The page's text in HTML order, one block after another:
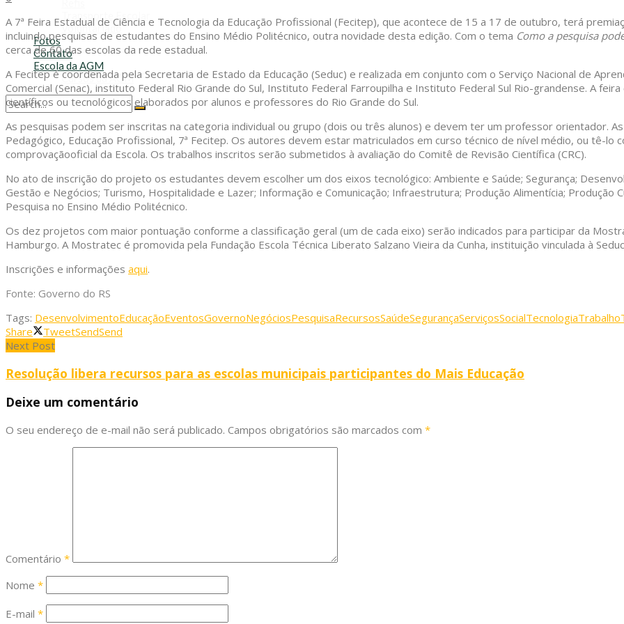
Transporte Escolar
Voluntariado
Fotos
Contato
Escola da AGM
Cursos da AGM
View All Result
A 7ª Feira Estadual de Ciência e Tecnologia da Educação Profissional (Fecitep), que acontece de 15 a 17 de outubro, terá
incluindo pesquisas de estudantes do Ensino Médio Politécnico, outra novidade desta edição. Com o tema Como a pesquisa
cerca de 60 das escolas da rede estadual.
A Fecitep é coordenada pela Secretaria de Estado da Educação (Seduc) e realizada em conjunto com o Serviço Nacional de
Comercial (Senac), instituto Federal Rio Grande do Sul, Instituto Federal Farroupilha e Instituto Federal Sul Rio-grandense. A
científicos ou tecnológicos elaborados por alunos e professores do Rio Grande do Sul.
As pesquisas podem ser inscritas na categoria individual ou grupo (dois ou três alunos) e devem ter um professor orientador.
Pedagógico, Educação Profissional, 7ª Fecitep. Os autores devem estar matriculados em curso técnico de nível médio, ou tê-lo
comprovaçãooficial da Escola. Os trabalhos inscritos serão submetidos à avaliação do Comitê de Revisão Científica (CRC).
No ato de inscrição do projeto os estudantes devem escolher um dos eixos tecnológico: Ambiente e Saúde; Segurança;
Gestão e Negócios; Turismo, Hospitalidade e Lazer; Informação e Comunicação; Infraestrutura; Produção Alimentícia; Produção
Pesquisa no Ensino Médio Politécnico.
Os dez projetos com maior pontuação conforme a classificação geral (um de cada eixo) serão indicados para participar da
Hamburgo. A Mostratec é promovida pela Fundação Escola Técnica Liberato Salzano Vieira da Cunha, instituição vinculada à
Inscrições e informações aqui.
Fonte: Governo do RS
Tags: DesenvolvimentoEducaçãoEventosGovernoNegóciosPesquisaRecursosSaúdeSegurançaServiçosSocialTecnologiaTrabalho
Share
TweetSendSend
Next Post
Resolução libera recursos para as escolas municipais participantes do Mais Educação
Deixe um comentário
O seu endereço de e-mail não será publicado. Campos obrigatórios são marcados com *
Comentário *
Nome *
E-mail *